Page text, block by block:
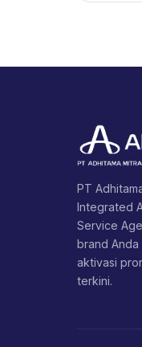
PT
Integrated
Service
brand Anda
aktivasi
terkini.